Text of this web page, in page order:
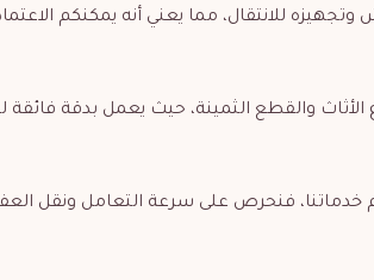
للانتقال، مما يعني أنه يمكنكم
والقطع الثمينة، حيث يعمل بدقة فائقة
خدماتنا، فنحرص على سرعة التعامل ونقل